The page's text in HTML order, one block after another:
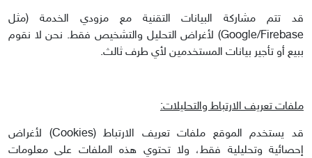
قد تتم مشاركة البيانات التقنية مع مزودي الخدمة (مثل
Google/Firebase) لأغراض التحليل والتشخيص فقط. نحن لا نقوم
ببيع أو تأجير بيانات المستخدمين لأي طرف ثالث.
ملفات تعريف الارتباط والتحليلات:
قد يستخدم الموقع ملفات تعريف الارتباط (Cookies) لأغراض
إحصائية وتحليلية فقط، ولا تحتوي هذه الملفات على معلومات